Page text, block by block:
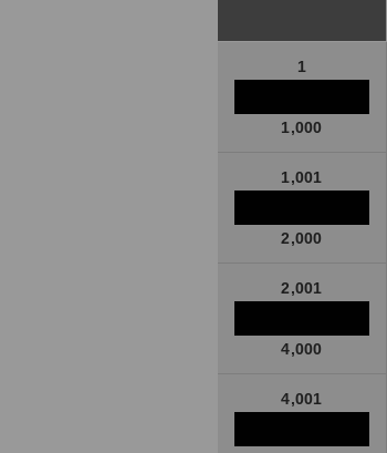
1
1,000
1,001
2,000
2,001
4,000
4,001